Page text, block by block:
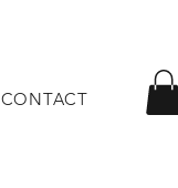
CONTACT